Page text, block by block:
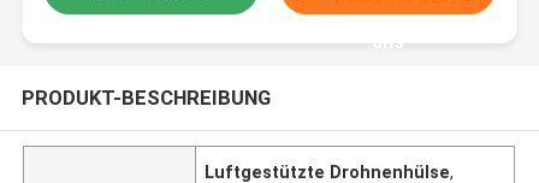
uns
PRODUKT-BESCHREIBUNG
Luftgestützte Drohnenhülse,